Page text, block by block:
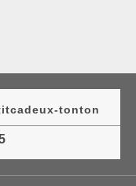
tonton